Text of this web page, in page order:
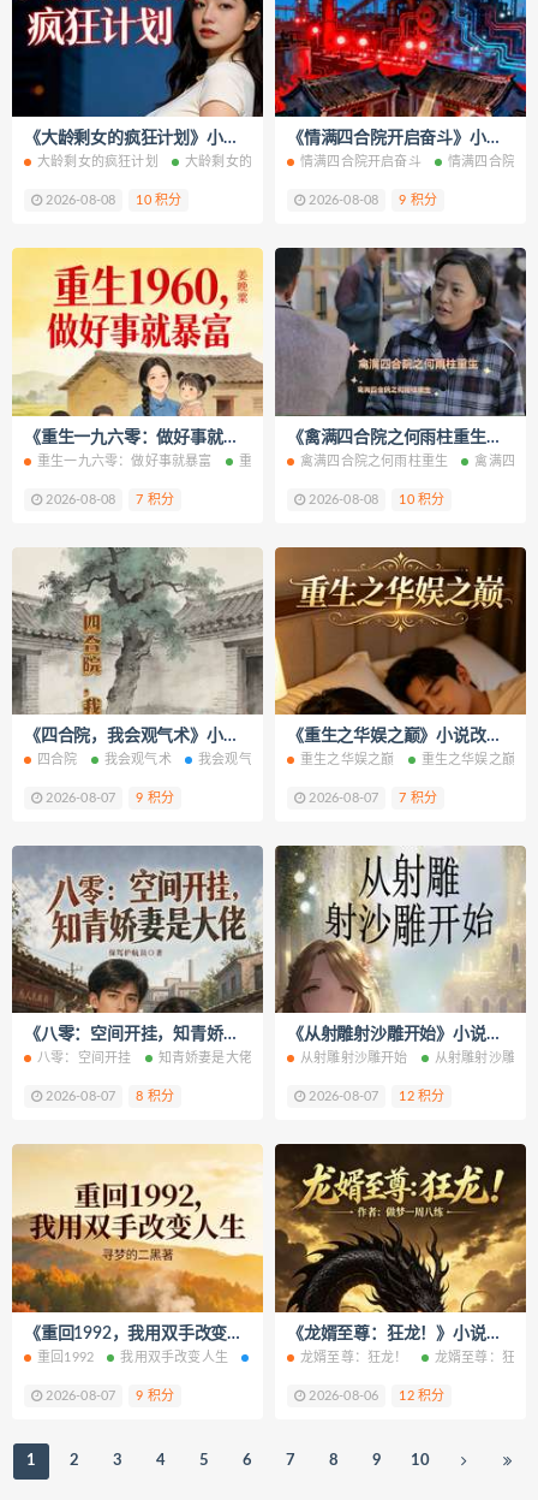
《大龄剩女的疯狂计划》小说改编短剧解说文案 全网独家下载
大龄剩女的疯狂计划 大龄剩女的疯狂计划免费阅读 大龄剩女的疯狂计划最新
2026-08-08 10 积分
《情满四合院开启奋斗》小说改编短剧解说文案 全网独家下载
情满四合院开启奋斗 情满四合院开
2026-08-08 9 积分
《重生一九六零：做好事就暴富》小说改编短剧解说文案 全网独家下载
重生一九六零：做好事就暴富 重生一九六零：做好事就暴富免费阅读 重生一
2026-08-08 7 积分
《禽满四合院之何雨柱重生》小说改编短剧解说文案 全网独家下载
禽满四合院之何雨柱重生 禽满四合
2026-08-08 10 积分
《四合院，我会观气术》小说改编短剧解说文案 全网独家下载
四合院 我会观气术 我会观气术免费阅读 我会观气术最新章节 我会观
2026-08-07 9 积分
《重生之华娱之巅》小说改编短剧解说文案 全网独家下载
重生之华娱之巅 重生之华娱之巅免
2026-08-07 7 积分
《八零：空间开挂，知青娇妻是大佬》小说改编短剧解说文案 全网独家下载
八零：空间开挂 知青娇妻是大佬 知青娇妻是大佬免费阅读 知青娇妻是大
2026-08-07 8 积分
《从射雕射沙雕开始》小说改编短剧解说文案 全网独家下载
从射雕射沙雕开始 从射雕射沙雕开
2026-08-07 12 积分
《重回1992，我用双手改变人生》小说改编短剧解说文案 全网独家下载
重回1992 我用双手改变人生 我用双手改变人生免费阅读 我用双手改变
2026-08-07 9 积分
《龙婿至尊：狂龙！》小说改编短剧解说文案 全网独家下载
龙婿至尊：狂龙！ 龙婿至尊：狂龙
2026-08-06 12 积分
1 2 3 4 5 6 7 8 9 10